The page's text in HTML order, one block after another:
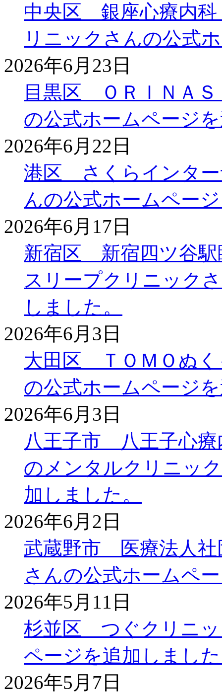
中央区 銀座心療内科
リニックさんの公式
2026年6月23日
目黒区 ＯＲＩＮＡ
の公式ホームページ
2026年6月22日
港区 さくらインター
んの公式ホームペー
2026年6月17日
新宿区 新宿四ツ谷駅
スリープクリニック
しました。
2026年6月3日
大田区 ＴＯＭＯぬく
の公式ホームページ
2026年6月3日
八王子市 八王子心療
のメンタルクリニッ
加しました。
2026年6月2日
武蔵野市 医療法人
さんの公式ホームペ
2026年5月11日
杉並区 つぐクリニッ
ページを追加しまし
2026年5月7日